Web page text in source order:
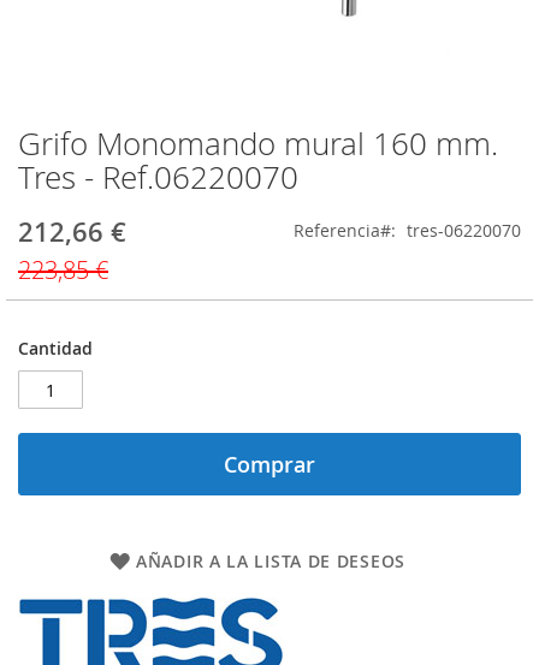
Grifo Monomando mural 160 mm.
Tres - Ref.06220070
Precio
212,66 €
223,85 €
Referencia tres-06220070
Cantidad
Comprar
AÑADIR A LA LISTA DE DESEOS
Saltar
al
comienzo
la
galería
de
imágenes